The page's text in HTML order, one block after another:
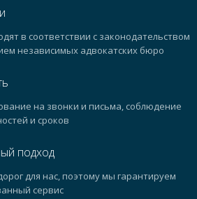
в соответствии с законодательством
независимых адвокатских бюро
на звонки и письма, соблюдение
и сроков
подход
для нас, поэтому мы гарантируем
сервис